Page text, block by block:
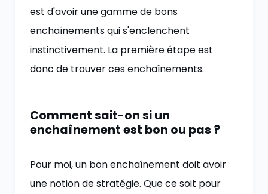
est d'avoir une gamme de bons
enchaînements qui s'enclenchent
instinctivement. La première étape est
donc de trouver ces enchaînements.
Comment sait-on si un
enchaînement est bon ou pas ?
Pour moi, un bon enchaînement doit avoir
une notion de stratégie. Que ce soit pour